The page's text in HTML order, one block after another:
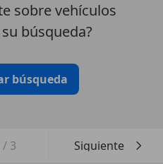
sobre vehículos
búsqueda?
búsqueda
/ 3 Siguiente